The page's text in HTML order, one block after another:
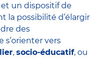
un dispositif de
la possibilité d’élargir
des
s’orienter vers
, socio-éducatif, ou